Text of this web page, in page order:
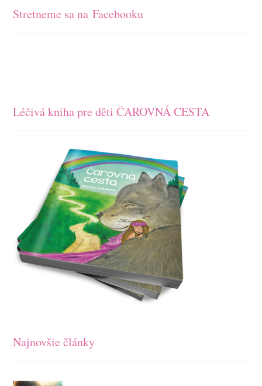
Stretneme sa na Facebooku
Léčivá kniha pre děti ČAROVNÁ CESTA
Najnovšie články